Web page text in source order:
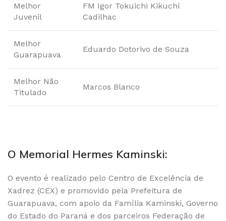
Melhor
Juvenil
FM Igor Tokuichi Kikuchi
Cadilhac
Melhor
Guarapuava
Eduardo Dotorivo de Souza
Melhor Não
Titulado
Marcos Blanco
O Memorial Hermes Kaminski:
O evento é realizado pelo Centro de Excelência de
Xadrez (CEX) e promovido pela Prefeitura de
Guarapuava, com apoio da Família Kaminski, Governo
do Estado do Paraná e dos parceiros Federação de